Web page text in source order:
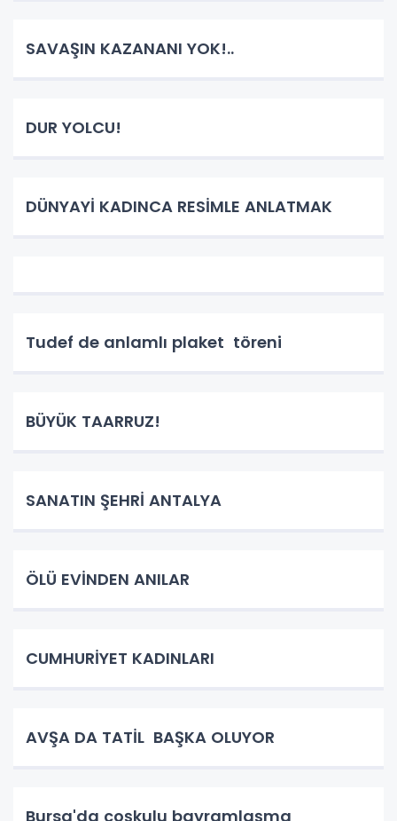
SAVAŞIN KAZANANI YOK!..
DUR YOLCU!
DÜNYAYİ KADINCA RESİMLE ANLATMAK
Tudef de anlamlı plaket töreni
BÜYÜK TAARRUZ!
SANATIN ŞEHRİ ANTALYA
ÖLÜ EVİNDEN ANILAR
CUMHURİYET KADINLARI
AVŞA DA TATİL BAŞKA OLUYOR
Bursa'da çoşkulu bayramlaşma